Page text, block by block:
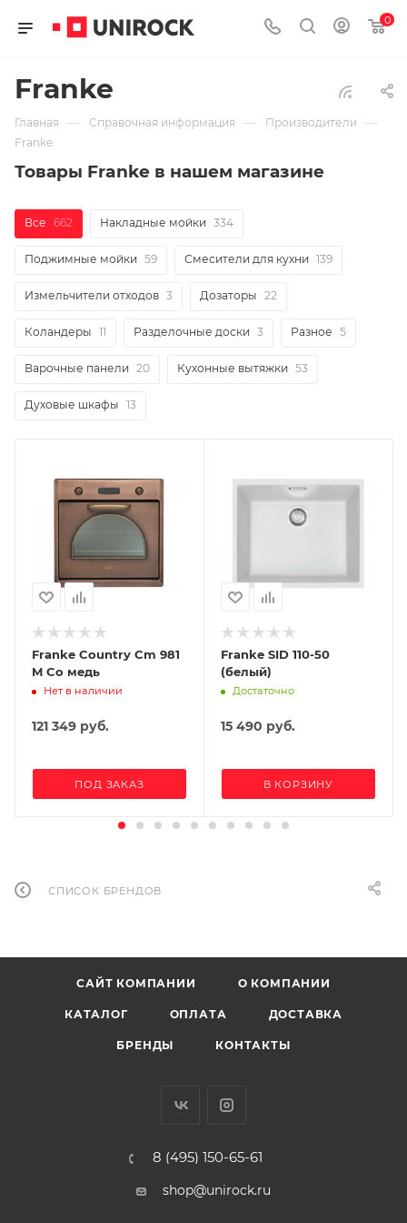
0
Franke
Главная — Справочная информация — Производители —
Franke
Товары Franke в нашем магазине
Все 662 Накладные мойки 334
Поджимные мойки 59 Смесители для кухни 139
Измельчители отходов 3 Дозаторы 22
Коландеры 11 Разделочные доски 3 Разное 5
Варочные панели 20 Кухонные вытяжки 53
Духовые шкафы 13
Franke Country Cm 981
M Co медь
Нет в наличии
121 349 руб.
ПОД ЗАКАЗ
Franke SID 110-50
(белый)
Достаточно
15 490 руб.
В КОРЗИНУ
СПИСОК БРЕНДОВ
САЙТ КОМПАНИИ О КОМПАНИИ
КАТАЛОГ ОПЛАТА ДОСТАВКА
БРЕНДЫ КОНТАКТЫ
8 (495) 150-65-61
shop@unirock.ru